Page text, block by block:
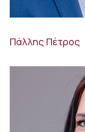
Πάλλης Πέτρος